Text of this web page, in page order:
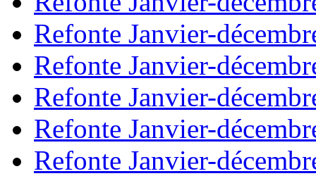
Refonte Janvier-
Refonte Janvier-
Refonte Janvier-
Refonte Janvier-
Refonte Janvier-